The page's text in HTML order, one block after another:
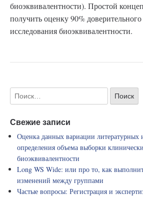
биоэквивалентности). Простой
получить оценку 90%
исследования биоэквивалентности.
Свежие записи
Оценка данных вариации литературных
определения объема выборки
биоэквивалентности
Long WS Wide: или про то, как
изменений между группами
Частые вопросы: Регистрация и